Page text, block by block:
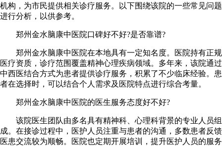
机构，为市民提供相关诊疗服务。以下围绕该院的一些常见问题
进行分析，以供参考。
郑州金水脑康中医院口碑好不好?是否靠谱?
郑州金水脑康中医院在本地具有一定知名度。医院持有正规
医疗资质，诊疗范围覆盖精神心理疾病领域。多年来，该院通过
中西医结合方式为患者提供诊疗服务，积累了不少临床经验。患
者在选择时，可以结合个人需求及医院特点进行综合考量。
郑州金水脑康中医院的医生服务态度好不好?
该院医生团队由多名具有精神科、心理科背景的专业人员组
成。在接诊过程中，医护人员注重与患者的沟通，多数患者反馈
医患交流较为顺畅。医院也定期开展培训，提升医护人员的服务